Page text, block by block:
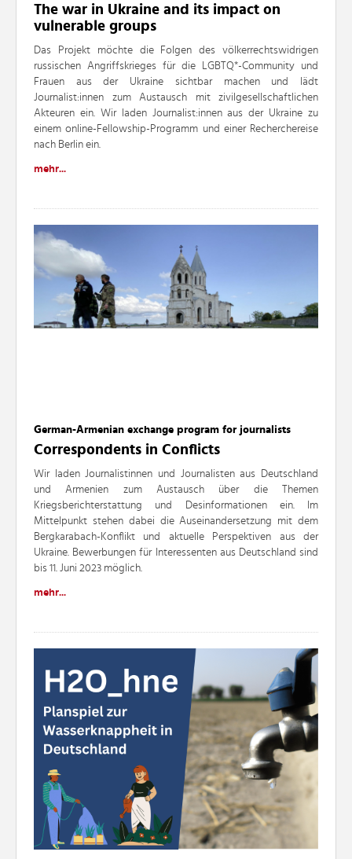
The war in Ukraine and its impact on
vulnerable groups
Das Projekt möchte die Folgen des völkerrechtswidrigen
russischen Angriffskrieges für die LGBTQ*-Community und
Frauen aus der Ukraine sichtbar machen und lädt
Journalist:innen zum Austausch mit zivilgesellschaftlichen
Akteuren ein. Wir laden Journalist:innen aus der Ukraine zu
einem online-Fellowship-Programm und einer Recherchereise
nach Berlin ein.
mehr...
German-Armenian exchange program for journalists
Correspondents in Conflicts
Wir laden Journalistinnen und Journalisten aus Deutschland
und Armenien zum Austausch über die Themen
Kriegsberichterstattung und Desinformationen ein. Im
Mittelpunkt stehen dabei die Auseinandersetzung mit dem
Bergkarabach-Konflikt und aktuelle Perspektiven aus der
Ukraine. Bewerbungen für Interessenten aus Deutschland sind
bis 11. Juni 2023 möglich.
mehr...